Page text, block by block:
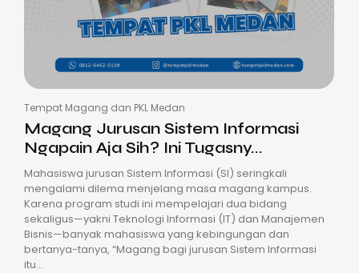
Tempat Magang dan PKL Medan
Magang Jurusan Sistem Informasi
Ngapain Aja Sih? Ini Tugasny...
Mahasiswa jurusan Sistem Informasi (SI) seringkali
mengalami dilema menjelang masa magang kampus.
Karena program studi ini mempelajari dua bidang
sekaligus—yakni Teknologi Informasi (IT) dan Manajemen
Bisnis—banyak mahasiswa yang kebingungan dan
bertanya-tanya, “Magang bagi jurusan Sistem Informasi
itu...